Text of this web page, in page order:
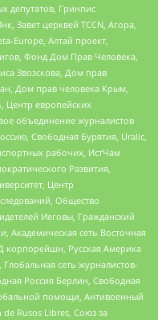
депутатов, Гринпис
Завет церквей TCCN, Агора,
Europe, Алтай проект,
Фонд Дом Прав Человека,
Звозскова, Дом прав
Дом прав человека Крым,
Центр европейских
объединение журналистов
Свободная Бурятия, Uralic,
рабочих, ИстЧам
Развития,
Центр
Общество
Иеговы, Гражданский
Академическая сеть Восточная
корпорейшн, Русская Америка
сеть журналистов-
Россия Берлин, Свободная
помощи, Антивоенный
de Rusos Libres, Союз за